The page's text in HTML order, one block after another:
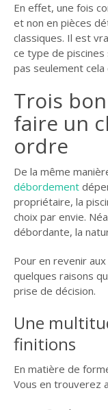
En effet, une fois
et non en pièces
classiques. Il est
ce type de
pas seulement cela
Trois
faire un
ordre
De la même
débordement
propriétaire, la
choix par envie.
débordante, la
Pour en revenir
quelques raisons
prise de décision.
Une
finitions
En matière de
Vous en trouverez